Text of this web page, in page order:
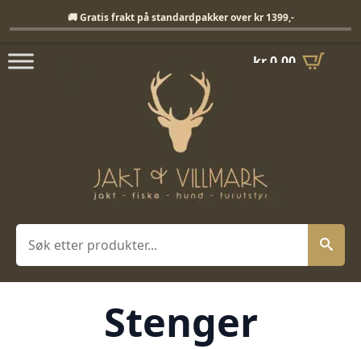
kr0,00
Søk
Stenger
🚚 Gratis frakt på standardpakker over kr 1399,-